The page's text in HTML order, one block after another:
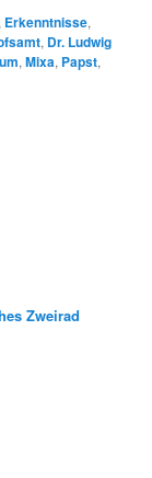
Erkenntnisse,
, Dr. Ludwig
,Mixa, Papst,
Zweirad